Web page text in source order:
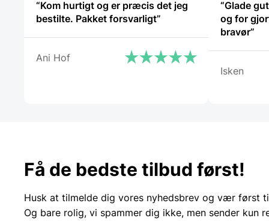
“Kom hurtigt og er præcis det jeg
bestilte. Pakket forsvarligt”
Ani Hof
“Glade
og for
bravør”
Isken
Få de bedste tilbud først!
Husk at tilmelde dig vores nyhedsbrev og vær først
Og bare rolig, vi spammer dig ikke, men sender kun